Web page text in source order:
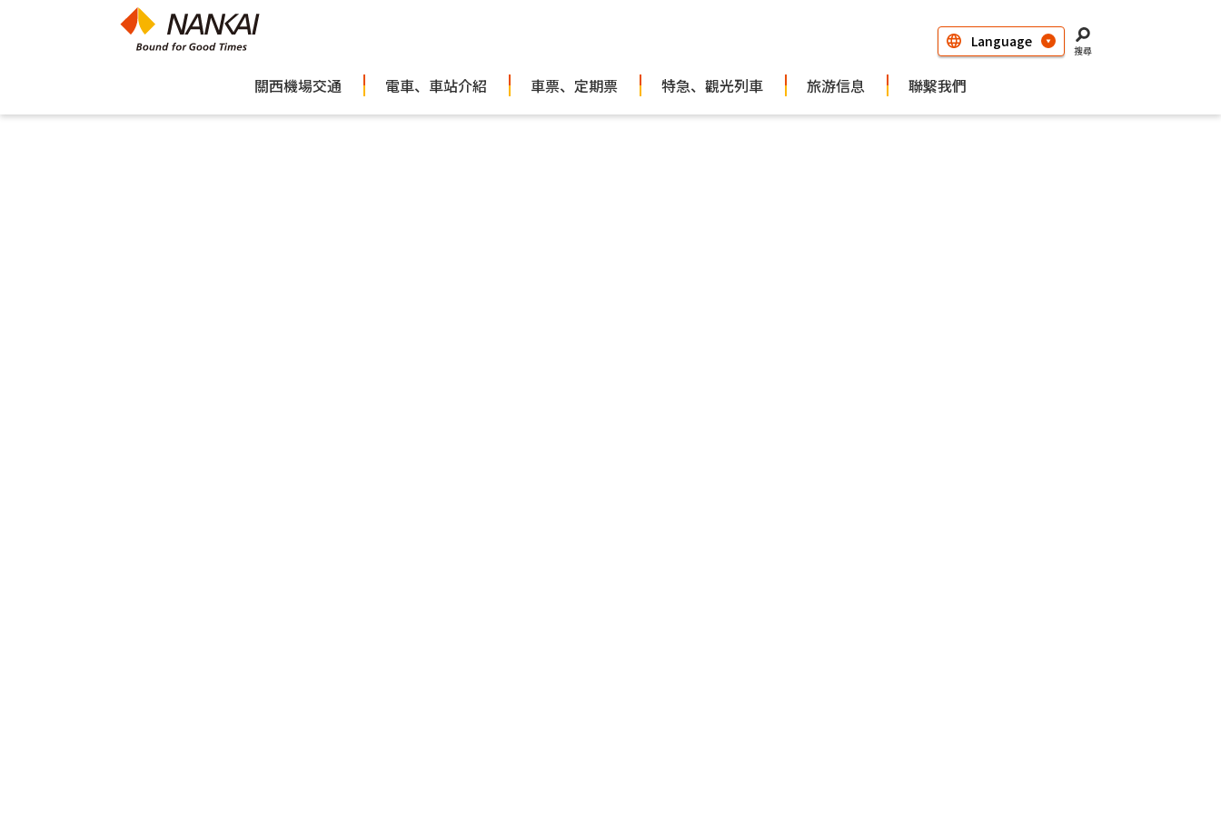
搜尋
關西機場交通 電車、車站介紹 車票、定期票 特急、觀光列車 旅游信息 聯繫我們